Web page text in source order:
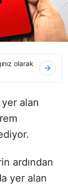
olarak
alan
ardından
yer alan